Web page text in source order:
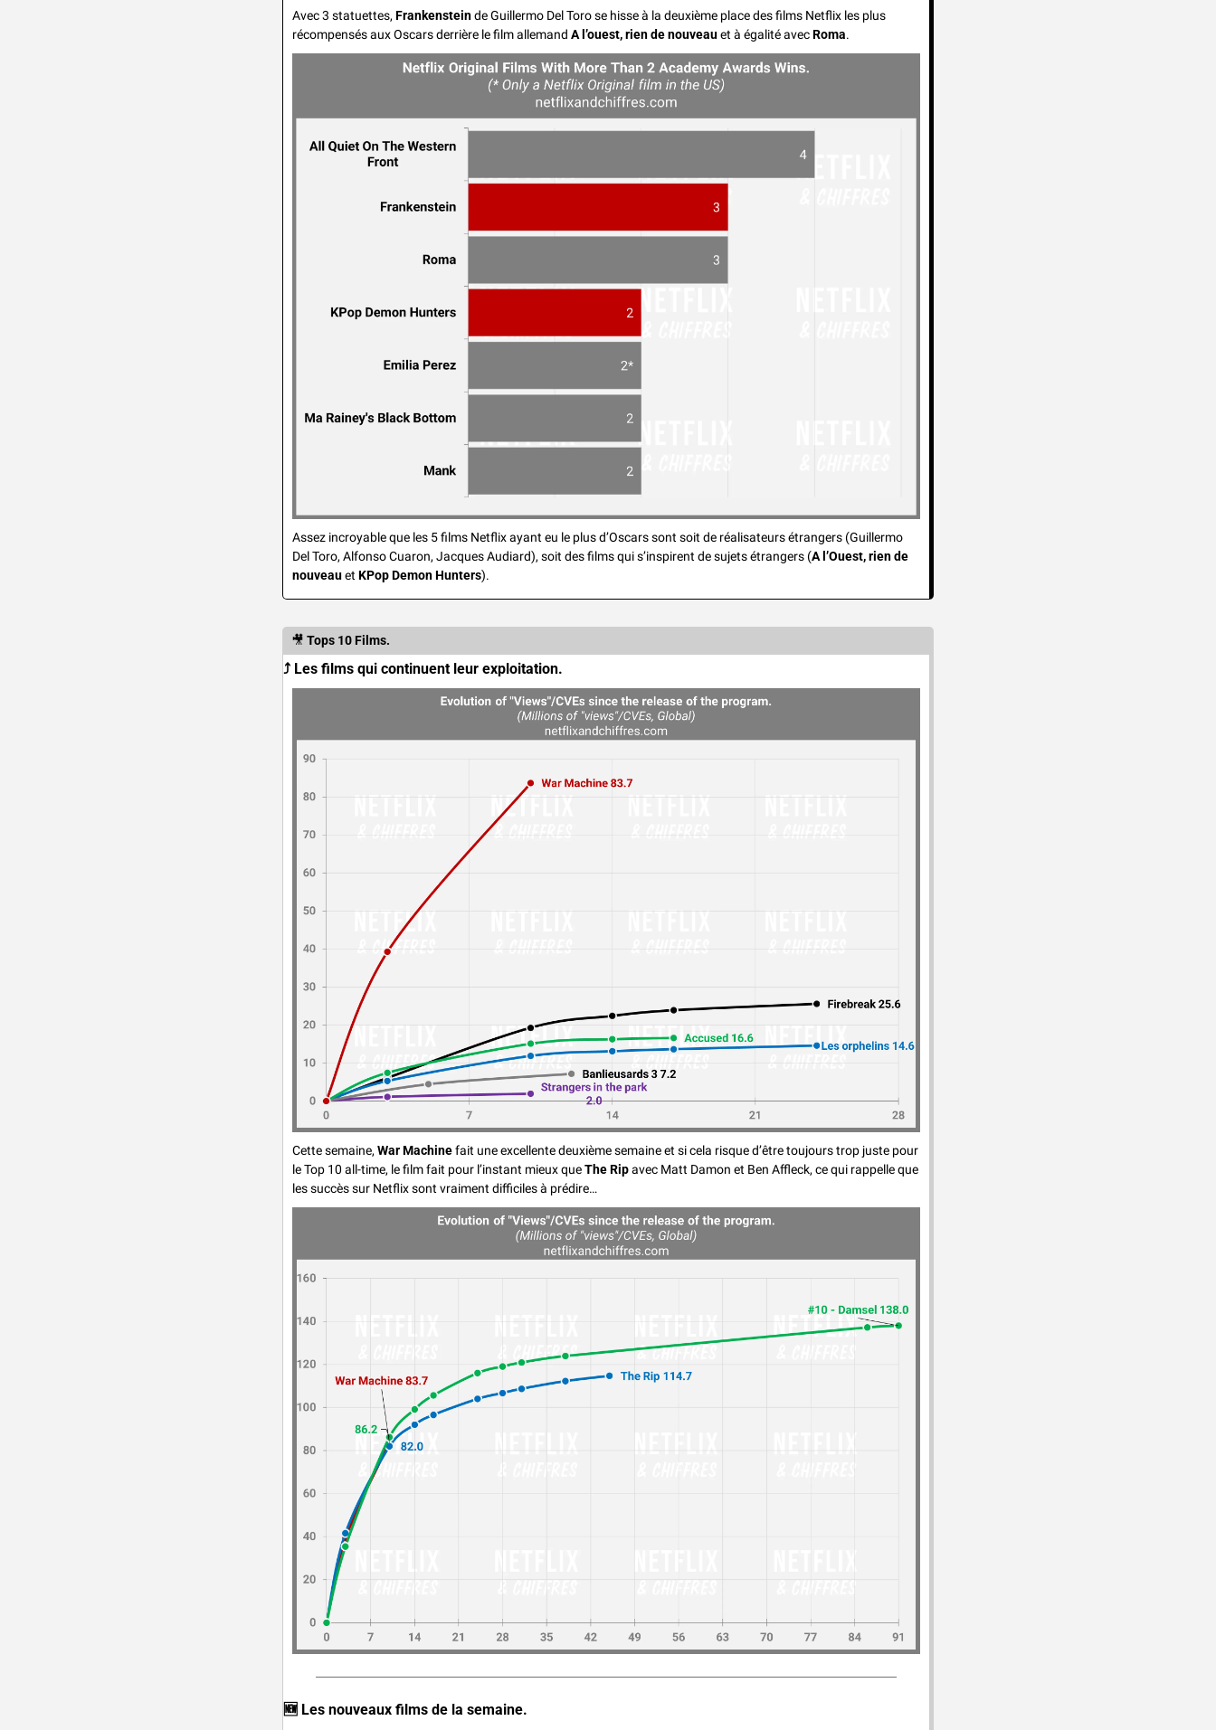
Avec 3 statuettes, Frankenstein de Guillermo Del Toro se hisse à la deuxième place des films Netflix les plus
récompensés aux Oscars derrière le film allemand A l’ouest, rien de nouveau et à égalité avec Roma.
Assez incroyable que les 5 films Netflix ayant eu le plus d’Oscars sont soit de réalisateurs étrangers (Guillermo
Del Toro, Alfonso Cuaron, Jacques Audiard), soit des films qui s’inspirent de sujets étrangers (A l’Ouest, rien de
nouveau et KPop Demon Hunters).
🎥 Tops 10 Films.
⤴️ Les films qui continuent leur exploitation.
Cette semaine, War Machine fait une excellente deuxième semaine et si cela risque d’être toujours trop juste pour
le Top 10 all-time, le film fait pour l’instant mieux que The Rip avec Matt Damon et Ben Affleck, ce qui rappelle que
les succès sur Netflix sont vraiment difficiles à prédire…
🆕 Les nouveaux films de la semaine.